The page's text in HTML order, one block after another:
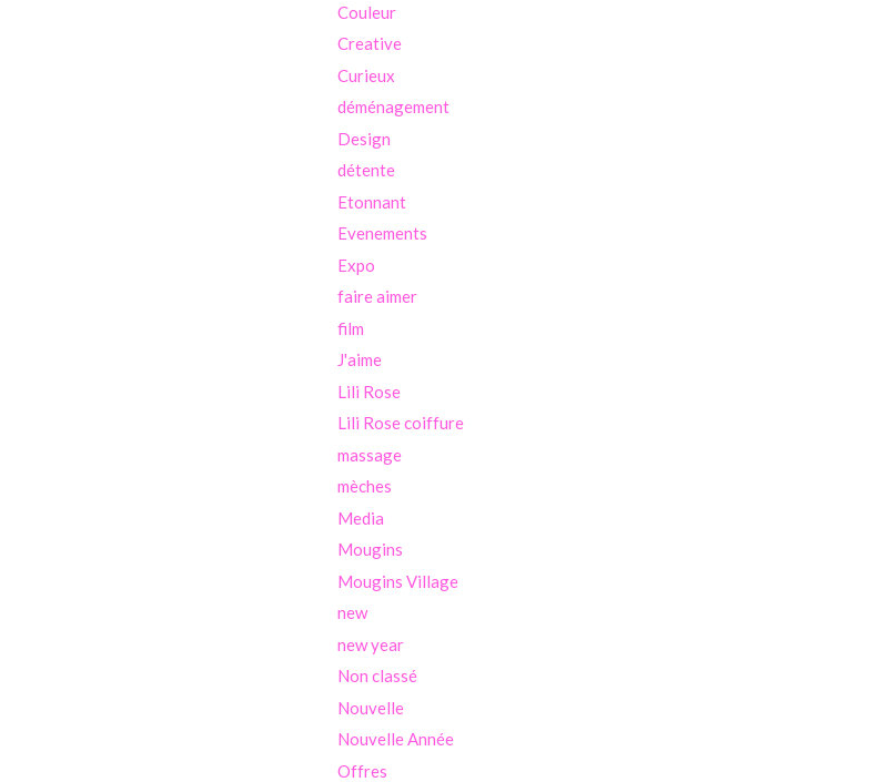
Couleur
Creative
Curieux
déménagement
Design
détente
Etonnant
Evenements
Expo
faire aimer
film
J'aime
Lili Rose
Lili Rose coiffure
massage
mèches
Media
Mougins
Mougins Village
new
new year
Non classé
Nouvelle
Nouvelle Année
Offres